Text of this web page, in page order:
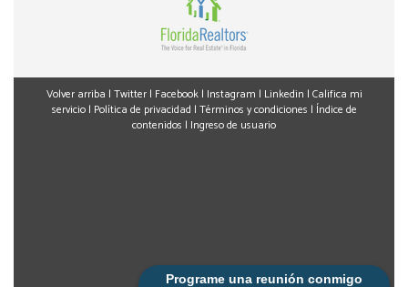
Programe una reunión conmigo
Volver arriba | Twitter| Facebook| Instagram | Linkedin | Califica mi
servicio| Política de privacidad | Términos y condiciones | Índice de
contenidos | Ingreso de usuario